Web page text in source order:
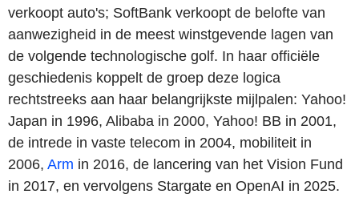
verkoopt auto's; SoftBank verkoopt de belofte van
aanwezigheid in de meest winstgevende lagen van
de volgende technologische golf. In haar officiële
geschiedenis koppelt de groep deze logica
rechtstreeks aan haar belangrijkste mijlpalen: Yahoo!
Japan in 1996, Alibaba in 2000, Yahoo! BB in 2001,
de intrede in vaste telecom in 2004, mobiliteit in
2006, Arm in 2016, de lancering van het Vision Fund
in 2017, en vervolgens Stargate en OpenAI in 2025.